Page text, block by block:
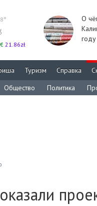
21.86zł
О
году
Туризм Справка
Общество Политика